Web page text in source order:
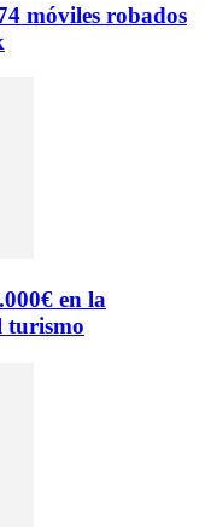
móviles robados
en la
turismo